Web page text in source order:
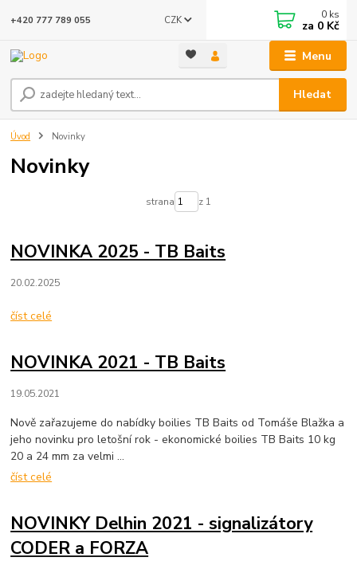
Menu
CZK
Hledat
+420 777 789 055 0 ks
za 0 Kč
Úvod Novinky
Novinky
strana z 1
NOVINKA 2025 - TB Baits
20.02.2025
číst celé
NOVINKA 2021 - TB Baits
19.05.2021
Nově zařazujeme do nabídky boilies TB Baits od Tomáše Blažka a
jeho novinku pro letošní rok - ekonomické boilies TB Baits 10 kg
20 a 24 mm za velmi ...
číst celé
NOVINKY Delhin 2021 - signalizátory
CODER a FORZA